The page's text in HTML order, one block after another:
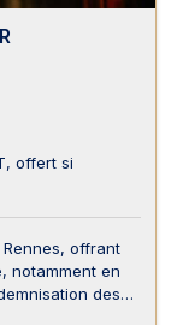
offert si
offrant
notamment en
des